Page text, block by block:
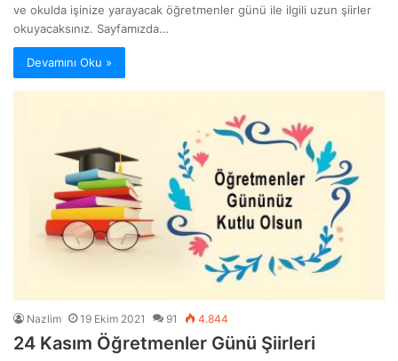
ve okulda işinize yarayacak öğretmenler günü ile ilgili uzun şiirler
okuyacaksınız. Sayfamızda…
Devamını Oku »
Nazlim 19 Ekim 2021 91 4.844
24 Kasım Öğretmenler Günü Şiirleri